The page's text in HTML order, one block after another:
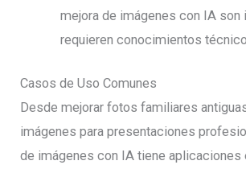
mejora de imágenes con IA son
requieren conocimientos
Casos de Uso Comunes
Desde mejorar fotos familiares
imágenes para presentaciones
de imágenes con IA tiene aplicaciones